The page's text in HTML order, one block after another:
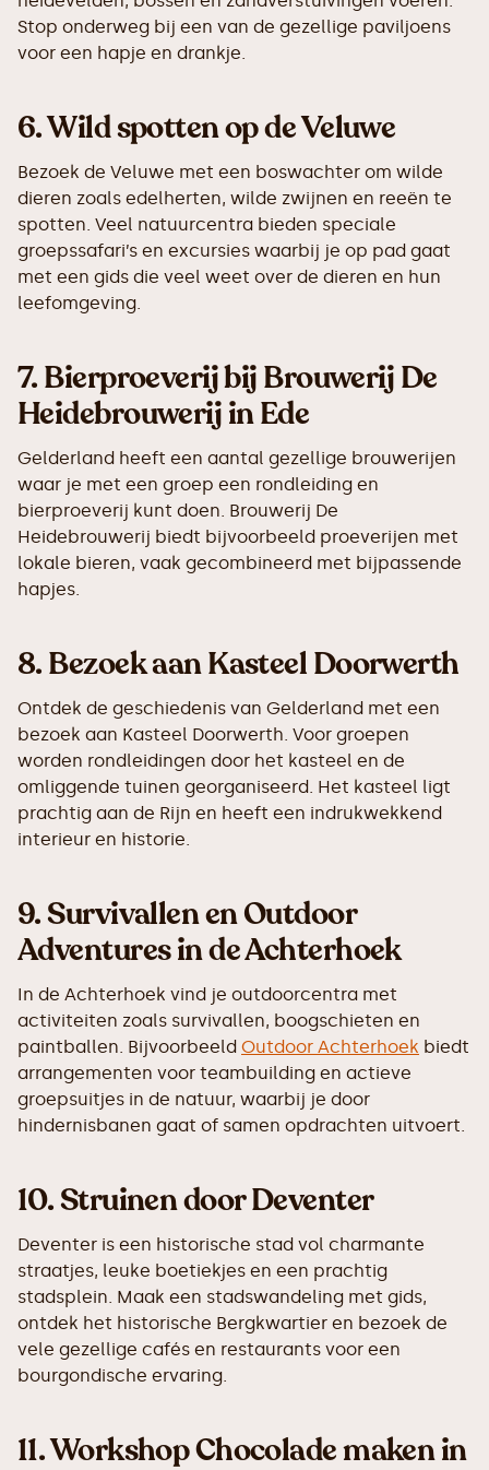
Stop onderweg bij een van de gezellige paviljoens
voor een hapje en drankje.
6.Wild spotten op de Veluwe
Bezoek de Veluwe met een boswachter om wilde
dieren zoals edelherten, wilde zwijnen en reeën te
spotten. Veel natuurcentra bieden speciale
groepssafari’s en excursies waarbij je op pad gaat
met een gids die veel weet over de dieren en hun
leefomgeving.
7.Bierproeverij bij Brouwerij De
Heidebrouwerij in Ede
Gelderland heeft een aantal gezellige brouwerijen
waar je met een groep een rondleiding en
bierproeverij kunt doen. Brouwerij De
Heidebrouwerij biedt bijvoorbeeld proeverijen met
lokale bieren, vaak gecombineerd met bijpassende
hapjes.
8.Bezoek aan Kasteel Doorwerth
Ontdek de geschiedenis van Gelderland met een
bezoek aan Kasteel Doorwerth. Voor groepen
worden rondleidingen door het kasteel en de
omliggende tuinen georganiseerd. Het kasteel ligt
prachtig aan de Rijn en heeft een indrukwekkend
interieur en historie.
9.Survivallen en Outdoor
Adventures in de Achterhoek
In de Achterhoek vind je outdoorcentra met
activiteiten zoals survivallen, boogschieten en
paintballen. Bijvoorbeeld Outdoor Achterhoek biedt
arrangementen voor teambuilding en actieve
groepsuitjes in de natuur, waarbij je door
hindernisbanen gaat of samen opdrachten uitvoert.
10.Struinen door Deventer
Deventer is een historische stad vol charmante
straatjes, leuke boetiekjes en een prachtig
stadsplein. Maak een stadswandeling met gids,
ontdek het historische Bergkwartier en bezoek de
vele gezellige cafés en restaurants voor een
bourgondische ervaring.
11.Workshop Chocolade maken in